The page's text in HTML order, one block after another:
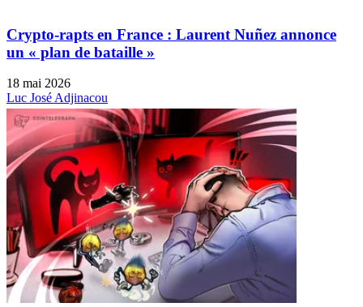
Crypto-rapts en France : Laurent Nuñez annonce
un « plan de bataille »
18 mai 2026
Luc José Adjinacou